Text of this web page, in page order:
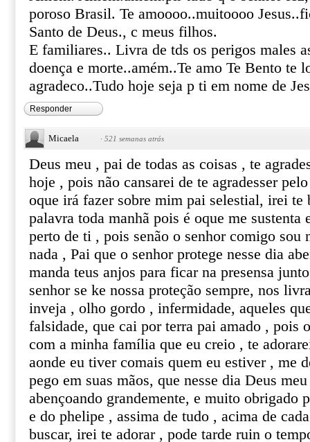
poroso Brasil. Te amoooo..muitoooo
Santo de Deus., c meus filhos.
E familiares.. Livra de tds os perigos males
doença e morte..amém..Te amo Te Bento te
agradeco..Tudo hoje seja p ti em nome de
Responder
Micaela · 521 semanas atrás
Deus meu , pai de todas as coisas , te
hoje , pois não cansarei de te agradesser
oque irá fazer sobre mim pai selestial, irei te
palavra toda manhã pois é oque me sustenta
perto de ti , pois senão o senhor comigo sou
nada , Pai que o senhor protege nesse dia
manda teus anjos para ficar na presensa
senhor se ke nossa proteção sempre, nos
inveja , olho gordo , infermidade, aqueles
falsidade, que cai por terra pai amado , pois
com a minha família que eu creio , te
aonde eu tiver comais quem eu estiver , me
pego em suas mãos, que nesse dia Deus
abençoando grandemente, e muito obrigado
e do phelipe , assima de tudo , acima de
buscar, irei te adorar , pode tarde ruin o